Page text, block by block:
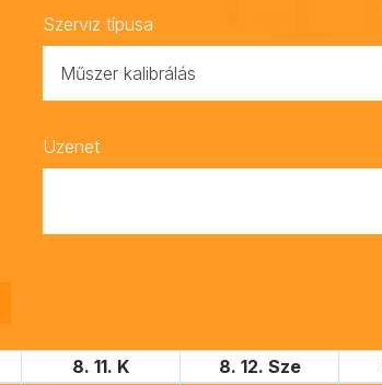
Szerviz típusa
Üzenet
8. 11. K 8. 12. Sze